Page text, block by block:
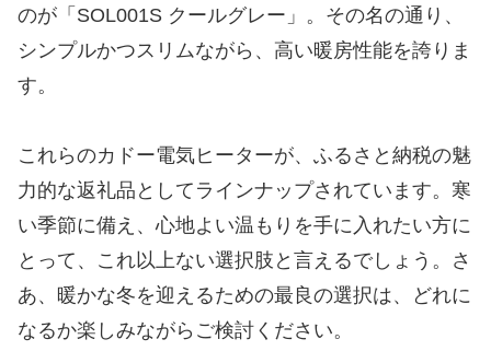
のが「SOL001S クールグレー」。その名の通り、
シンプルかつスリムながら、高い暖房性能を誇りま
す。
これらのカドー電気ヒーターが、ふるさと納税の魅
力的な返礼品としてラインナップされています。寒
い季節に備え、心地よい温もりを手に入れたい方に
とって、これ以上ない選択肢と言えるでしょう。さ
あ、暖かな冬を迎えるための最良の選択は、どれに
なるか楽しみながらご検討ください。